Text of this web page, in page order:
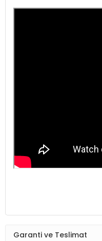
Garanti ve Teslimat